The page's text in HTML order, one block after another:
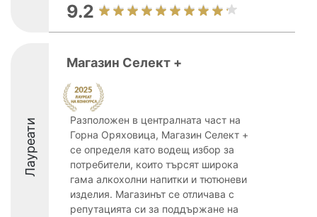
9.2
Лауреати
Магазин Селект +
Разположен в централната част на
Горна Оряховица, Магазин Селект +
се определя като водещ избор за
потребители, които търсят широка
гама алкохолни напитки и тютюневи
изделия. Магазинът се отличава с
репутацията си за поддържане на